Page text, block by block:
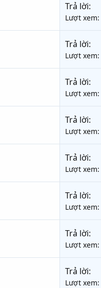
Trả lời
Lượt xem
Trả lời
Lượt xem
Trả lời
Lượt xem
Trả lời
Lượt xem
Trả lời
Lượt xem
Trả lời
Lượt xem
Trả lời
Lượt xem
Trả lời
Lượt xem